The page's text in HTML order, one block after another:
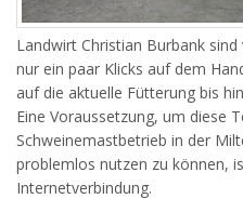
Landwirt Christian Burbank
nur ein paar Klicks auf dem
auf die aktuelle Fütterung bis
Eine Voraussetzung, um diese
Schweinemastbetrieb in der
problemlos nutzen zu können,
Internetverbindung.